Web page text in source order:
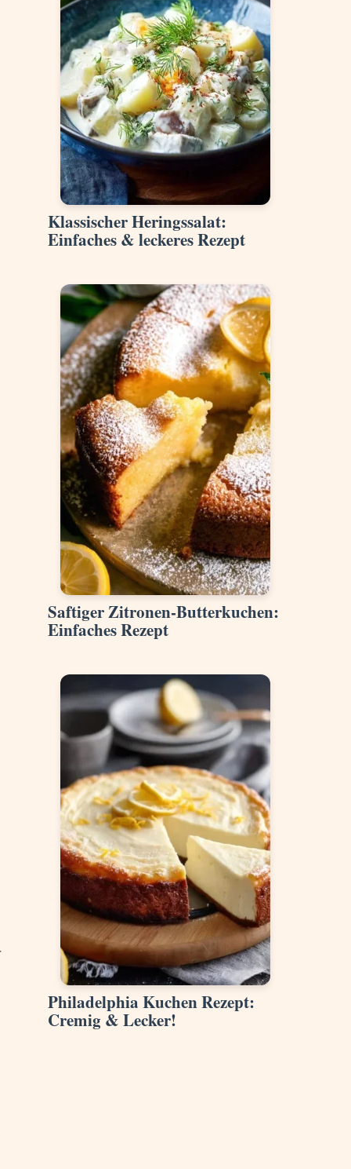
Klassischer Heringssalat:
Einfaches & leckeres Rezept
Saftiger Zitronen-Butterkuchen:
Einfaches Rezept
Philadelphia Kuchen Rezept:
Cremig & Lecker!